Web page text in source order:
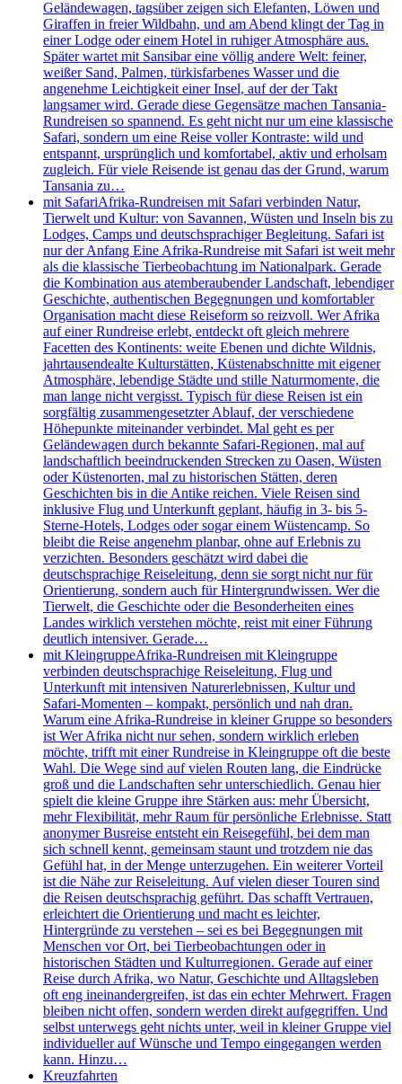
Geländewagen, tagsüber zeigen sich Elefanten, Löwen und
Giraffen in freier Wildbahn, und am Abend klingt der Tag in
einer Lodge oder einem Hotel in ruhiger Atmosphäre aus.
Später wartet mit Sansibar eine völlig andere Welt: feiner,
weißer Sand, Palmen, türkisfarbenes Wasser und die
angenehme Leichtigkeit einer Insel, auf der der Takt
langsamer wird. Gerade diese Gegensätze machen Tansania-
Rundreisen so spannend. Es geht nicht nur um eine klassische
Safari, sondern um eine Reise voller Kontraste: wild und
entspannt, ursprünglich und komfortabel, aktiv und erholsam
zugleich. Für viele Reisende ist genau das der Grund, warum
Tansania zu…
mit SafariAfrika-Rundreisen mit Safari verbinden Natur,
Tierwelt und Kultur: von Savannen, Wüsten und Inseln bis zu
Lodges, Camps und deutschsprachiger Begleitung. Safari ist
nur der Anfang Eine Afrika-Rundreise mit Safari ist weit mehr
als die klassische Tierbeobachtung im Nationalpark. Gerade
die Kombination aus atemberaubender Landschaft, lebendiger
Geschichte, authentischen Begegnungen und komfortabler
Organisation macht diese Reiseform so reizvoll. Wer Afrika
auf einer Rundreise erlebt, entdeckt oft gleich mehrere
Facetten des Kontinents: weite Ebenen und dichte Wildnis,
jahrtausendealte Kulturstätten, Küstenabschnitte mit eigener
Atmosphäre, lebendige Städte und stille Naturmomente, die
man lange nicht vergisst. Typisch für diese Reisen ist ein
sorgfältig zusammengesetzter Ablauf, der verschiedene
Höhepunkte miteinander verbindet. Mal geht es per
Geländewagen durch bekannte Safari-Regionen, mal auf
landschaftlich beeindruckenden Strecken zu Oasen, Wüsten
oder Küstenorten, mal zu historischen Stätten, deren
Geschichten bis in die Antike reichen. Viele Reisen sind
inklusive Flug und Unterkunft geplant, häufig in 3- bis 5-
Sterne-Hotels, Lodges oder sogar einem Wüstencamp. So
bleibt die Reise angenehm planbar, ohne auf Erlebnis zu
verzichten. Besonders geschätzt wird dabei die
deutschsprachige Reiseleitung, denn sie sorgt nicht nur für
Orientierung, sondern auch für Hintergrundwissen. Wer die
Tierwelt, die Geschichte oder die Besonderheiten eines
Landes wirklich verstehen möchte, reist mit einer Führung
deutlich intensiver. Gerade…
mit KleingruppeAfrika-Rundreisen mit Kleingruppe
verbinden deutschsprachige Reiseleitung, Flug und
Unterkunft mit intensiven Naturerlebnissen, Kultur und
Safari-Momenten – kompakt, persönlich und nah dran.
Warum eine Afrika-Rundreise in kleiner Gruppe so besonders
ist Wer Afrika nicht nur sehen, sondern wirklich erleben
möchte, trifft mit einer Rundreise in Kleingruppe oft die beste
Wahl. Die Wege sind auf vielen Routen lang, die Eindrücke
groß und die Landschaften sehr unterschiedlich. Genau hier
spielt die kleine Gruppe ihre Stärken aus: mehr Übersicht,
mehr Flexibilität, mehr Raum für persönliche Erlebnisse. Statt
anonymer Busreise entsteht ein Reisegefühl, bei dem man
sich schnell kennt, gemeinsam staunt und trotzdem nie das
Gefühl hat, in der Menge unterzugehen. Ein weiterer Vorteil
ist die Nähe zur Reiseleitung. Auf vielen dieser Touren sind
die Reisen deutschsprachig geführt. Das schafft Vertrauen,
erleichtert die Orientierung und macht es leichter,
Hintergründe zu verstehen – sei es bei Begegnungen mit
Menschen vor Ort, bei Tierbeobachtungen oder in
historischen Städten und Kulturregionen. Gerade auf einer
Reise durch Afrika, wo Natur, Geschichte und Alltagsleben
oft eng ineinandergreifen, ist das ein echter Mehrwert. Fragen
bleiben nicht offen, sondern werden direkt aufgegriffen. Und
selbst unterwegs geht nichts unter, weil in kleiner Gruppe viel
individueller auf Wünsche und Tempo eingegangen werden
kann. Hinzu…
Kreuzfahrten